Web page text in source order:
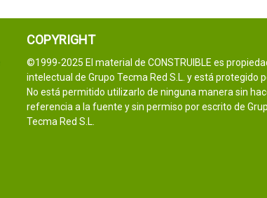
COPYRIGHT
©1999-2025 El material de CONSTRUIBLE es
intelectual de Grupo Tecma Red S.L. y está protegido
No está permitido utilizarlo de ninguna manera sin
referencia a la fuente y sin permiso por escrito de
Tecma Red S.L.